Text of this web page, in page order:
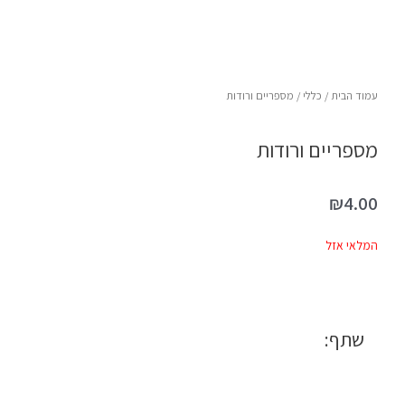
עמוד הבית / כללי / מספריים ורודות
מספריים ורודות
₪4.00
המלאי אזל
שתף: